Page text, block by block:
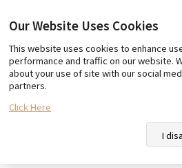
Our promise
Toxnfill Clips
Toxnfill
Our Website Uses Cookies
This website uses cookies to enhance
performance and traffic on our website.
about your use of site with our social
partners.
Click Here
I